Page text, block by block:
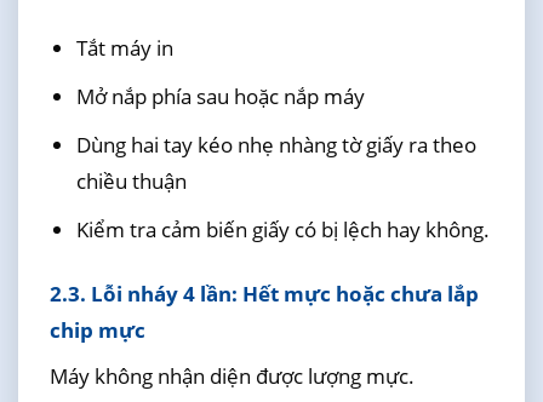
Tắt máy in
Mở nắp phía sau hoặc nắp máy
Dùng hai tay kéo nhẹ nhàng tờ giấy ra theo
chiều thuận
Kiểm tra cảm biến giấy có bị lệch hay không.
2.3. Lỗi nháy 4 lần: Hết mực hoặc chưa lắp
chip mực
Máy không nhận diện được lượng mực.